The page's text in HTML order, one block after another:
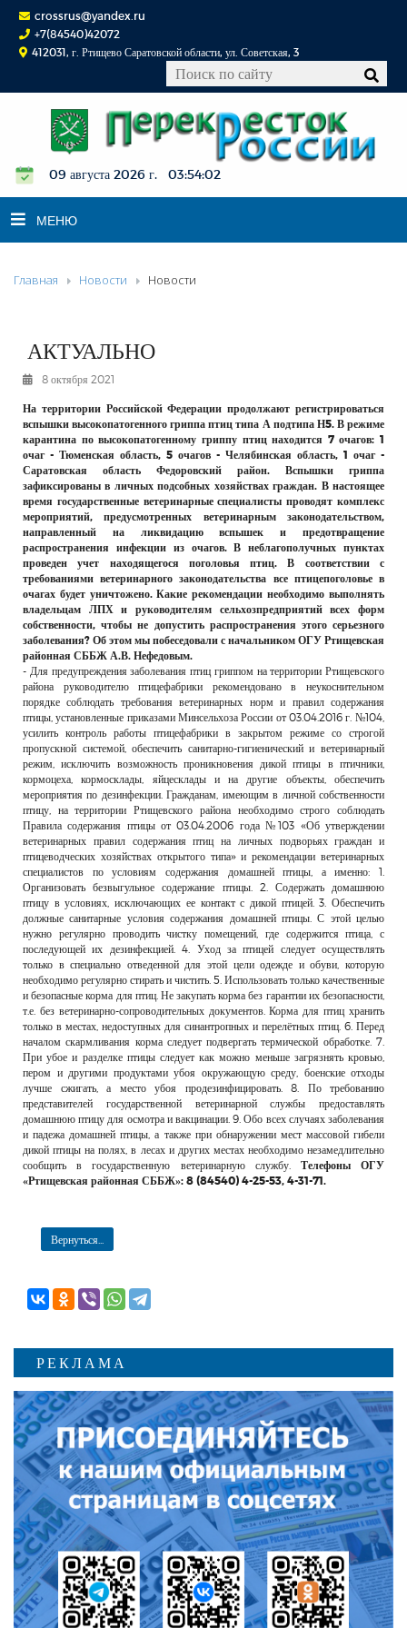
crossrus@yandex.ru
+7(84540)42072
412031, г. Ртищево Саратовской области, ул. Советская, 3
09 августа 2026 г. 03:54:03
МЕНЮ
НОВОСТИ
К СВЕДЕНИЮ
РЕКЛАМОДАТЕЛЯМ
ОБЪЯВЛЕНИЯ
КОНТАКТЫ
Главная Новости Новости
АКТУАЛЬНО
8 октября 2021
На территории Российской Федерации продолжают регистрироваться
вспышки высокопатогенного гриппа птиц типа А подтипа Н5. В режиме
карантина по высокопатогенному гриппу птиц находится 7 очагов: 1
очаг - Тюменская область, 5 очагов - Челябинская область, 1 очаг -
Саратовская область Федоровский район. Вспышки гриппа
зафиксированы в личных подсобных хозяйствах граждан. В настоящее
время государственные ветеринарные специалисты проводят комплекс
мероприятий, предусмотренных ветеринарным законодательством,
направленный на ликвидацию вспышек и предотвращение
распространения инфекции из очагов. В неблагополучных пунктах
проведен учет находящегося поголовья птиц. В соответствии с
требованиями ветеринарного законодательства все птицепоголовье в
очагах будет уничтожено. Какие рекомендации необходимо выполнять
владельцам ЛПХ и руководителям сельхозпредприятий всех форм
собственности, чтобы не допустить распространения этого серьезного
заболевания? Об этом мы побеседовали с начальником ОГУ Ртищевская
районная СББЖ А.В. Нефедовым.
- Для предупреждения заболевания птиц гриппом на территории Ртищевского
района руководителю птицефабрики рекомендовано в неукоснительном
порядке соблюдать требования ветеринарных норм и правил содержания
птицы, установленные приказами Минсельхоза России от 03.04.2016 г. №104,
усилить контроль работы птицефабрики в закрытом режиме со строгой
пропускной системой, обеспечить санитарно-гигиенический и ветеринарный
режим, исключить возможность проникновения дикой птицы в птичники,
кормоцеха, кормосклады, яйцесклады и на другие объекты, обеспечить
мероприятия по дезинфекции. Гражданам, имеющим в личной собственности
птицу, на территории Ртищевского района необходимо строго соблюдать
Правила содержания птицы от 03.04.2006 года №103 «Об утверждении
ветеринарных правил содержания птиц на личных подворьях граждан и
птицеводческих хозяйствах открытого типа» и рекомендации ветеринарных
специалистов по условиям содержания домашней птицы, а именно: 1.
Организовать безвыгульное содержание птицы. 2. Содержать домашнюю
птицу в условиях, исключающих ее контакт с дикой птицей. 3. Обеспечить
должные санитарные условия содержания домашней птицы. С этой целью
нужно регулярно проводить чистку помещений, где содержится птица, с
последующей их дезинфекцией. 4. Уход за птицей следует осуществлять
только в специально отведенной для этой цели одежде и обуви, которую
необходимо регулярно стирать и чистить. 5. Использовать только качественные
и безопасные корма для птиц. Не закупать корма без гарантии их безопасности,
т.е. без ветеринарно-сопроводительных документов. Корма для птиц хранить
только в местах, недоступных для синантропных и перелётных птиц. 6. Перед
началом скармливания корма следует подвергать термической обработке. 7.
При убое и разделке птицы следует как можно меньше загрязнять кровью,
пером и другими продуктами убоя окружающую среду, боенские отходы
лучше сжигать, а место убоя продезинфицировать. 8. По требованию
представителей государственной ветеринарной службы предоставлять
домашнюю птицу для осмотра и вакцинации. 9. Обо всех случаях заболевания
и падежа домашней птицы, а также при обнаружении мест массовой гибели
дикой птицы на полях, в лесах и других местах необходимо незамедлительно
сообщить в государственную ветеринарную службу. Телефоны ОГУ
«Ртищевская районная СББЖ»: 8 (84540) 4-25-53, 4-31-71.
Вернуться...
РЕКЛАМА